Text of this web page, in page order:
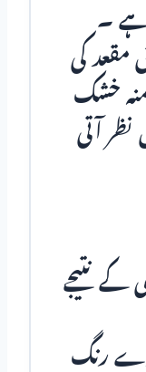
ہے ۔
مقعد کی
خشک
نظر آتی
کے نتیجے
رنگ